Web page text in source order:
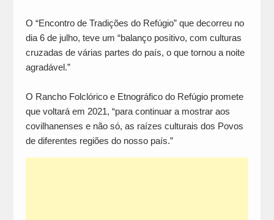
O “Encontro de Tradições do Refúgio” que decorreu no
dia 6 de julho, teve um “balanço positivo, com culturas
cruzadas de várias partes do país, o que tornou a noite
agradável.”
O Rancho Folclórico e Etnográfico do Refúgio promete
que voltará em 2021, “para continuar a mostrar aos
covilhanenses e não só, as raízes culturais dos Povos
de diferentes regiões do nosso país.”